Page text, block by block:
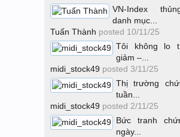
VN-Index
danh mục...
Tuấn Thành posted 10/11/25
Tôi không lo
giảm –...
midi_stock49 posted 3/11/25
Thị trường
tuần...
midi_stock49 posted 2/11/25
Bức tranh
ngày...